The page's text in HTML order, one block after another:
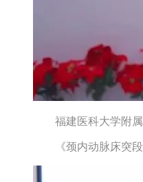
福建医科大学附
《颈内动脉床突